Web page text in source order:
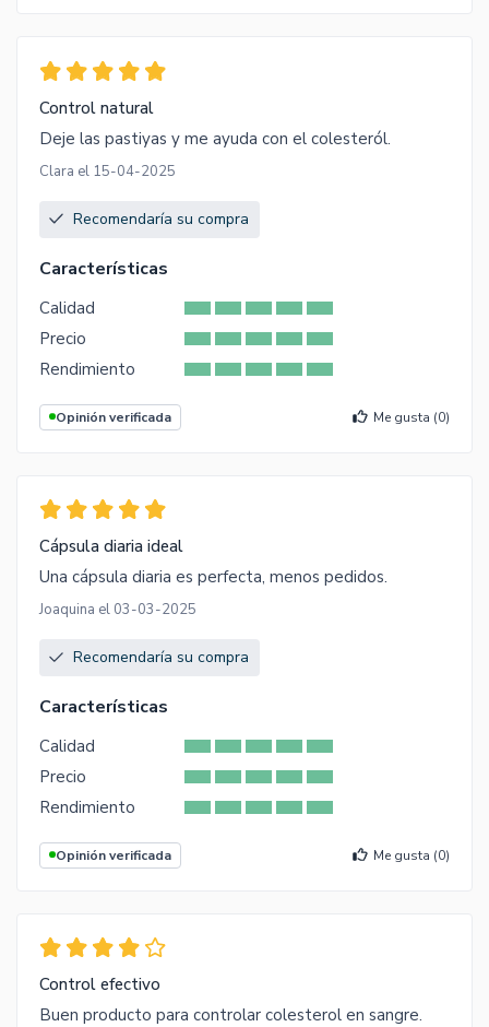
Control natural
Deje las pastiyas y me ayuda con el colesteról.
Clara el 15-04-2025
Recomendaría su compra
Características
Calidad
Precio
Rendimiento
Opinión verificada Me gusta (0)
Cápsula diaria ideal
Una cápsula diaria es perfecta, menos pedidos.
Joaquina el 03-03-2025
Recomendaría su compra
Características
Calidad
Precio
Rendimiento
Opinión verificada Me gusta (0)
Control efectivo
Buen producto para controlar colesterol en sangre.